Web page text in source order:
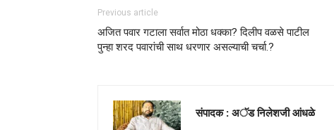
Previous article
अजित पवार गटाला सर्वात मोठा धक्का? दिलीप वळसे पाटील
पुन्हा शरद पवारांची साथ धरणार असल्याची चर्चा.?
संपादक : अॅड निलेशजी आंधळे